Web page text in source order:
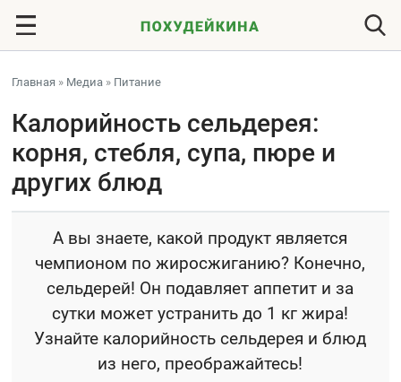
Главная » Медиа » Питание
Калорийность сельдерея:
корня, стебля, супа, пюре и
других блюд
А вы знаете, какой продукт является
чемпионом по жиросжиганию? Конечно,
сельдерей! Он подавляет аппетит и за
сутки может устранить до 1 кг жира!
Узнайте калорийность сельдерея и блюд
из него, преображайтесь!